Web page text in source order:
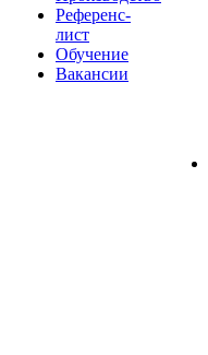
Референс-
лист
Обучение
Вакансии